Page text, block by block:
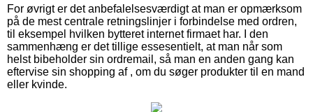
For øvrigt er det anbefalelsesværdigt at man er opmærksom
på de mest centrale retningslinjer i forbindelse med ordren,
til eksempel hvilken bytteret internet firmaet har. I den
sammenhæng er det tillige essesentielt, at man når som
helst bibeholder sin ordremail, så man en anden gang kan
eftervise sin shopping af , om du søger produkter til en mand
eller kvinde.